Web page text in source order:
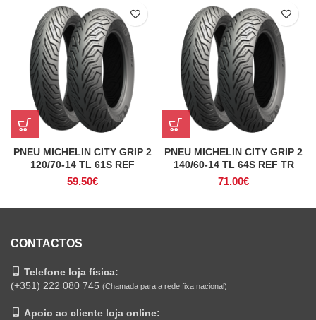
PNEU MICHELIN CITY GRIP 2
120/70-14 TL 61S REF
59.50€
PNEU MICHELIN CITY GRIP 2
140/60-14 TL 64S REF TR
71.00€
CONTACTOS
Telefone loja física:
(+351) 222 080 745 (Chamada para a rede fixa nacional)
Apoio ao cliente loja online: